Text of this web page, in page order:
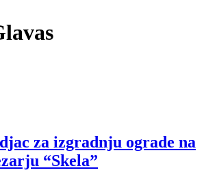
za izgradnju ograde na
“Skela”